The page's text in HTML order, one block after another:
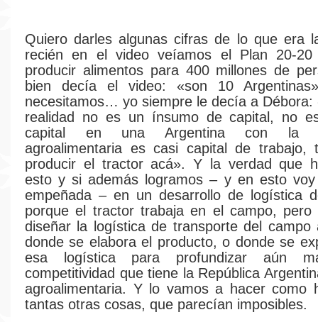
Quiero darles algunas cifras de lo que era
recién en el video veíamos el Plan 20-20
producir alimentos para 400 millones de
bien decía el video: «son 10
necesitamos… yo siempre le decía a Débora:
realidad no es un ínsumo de capital, no
capital en una Argentina con la
agroalimentaria es casi capital de trabajo,
producir el tractor acá». Y la verdad que
esto y si además logramos – y en esto
empeñada – en un desarrollo de logística
porque el tractor trabaja en el campo, pero
diseñar la logística de transporte del campo
donde se elabora el producto, o donde se
esa logística para profundizar aún
competitividad que tiene la República
agroalimentaria. Y lo vamos a hacer como
tantas otras cosas, que parecían imposibles.